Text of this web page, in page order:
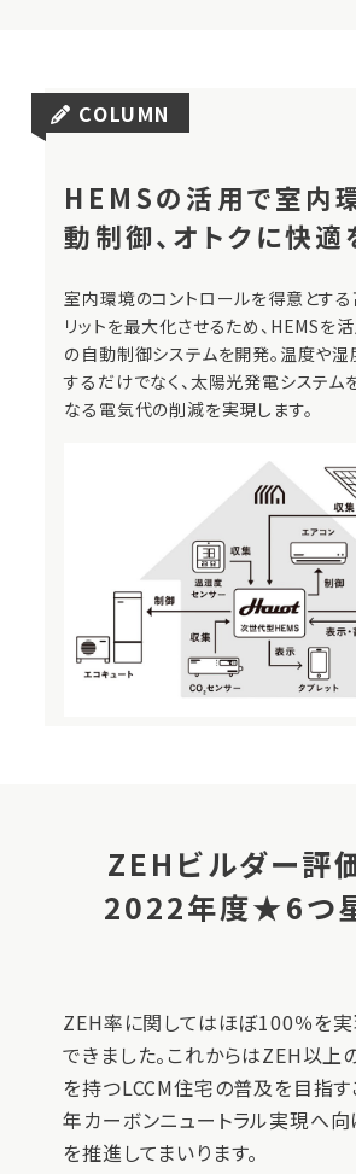
COLUMN
HEMSの活用で室内
動制御、オトクに快適
室内環境のコントロールを得意とす
リットを最大化させるため、HEMSを
の自動制御システムを開発。温度や
するだけでなく、太陽光発電システム
なる電気代の削減を実現します。
ZEHビルダー評
2022年度★6つ
ZEH率に関してはほぼ100％を実
できました。これからはZEH以上
を持つLCCM住宅の普及を目指す
年カーボンニュートラル実現へ
を推進してまいります。